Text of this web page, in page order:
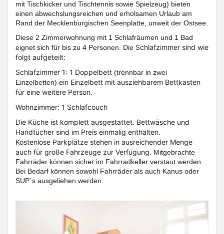
mit Tischkicker und Tischtennis sowie Spielzeug) bieten
einen abwechslungsreichen und erholsamen Urlaub am
Rand der Mecklenburgischen Seenplatte, unweit der Ostsee.
Diese 2 Zimmerwohnung mit 1 Schlafräumen und 1 Bad
eignet sich für bis zu 4 Personen. Die Schlafzimmer sind wie
folgt aufgeteilt:
Schlafzimmer 1: 1 Doppelbett (trennbar in zwei
Einzelbetten) ein Einzelbett mit ausziehbarem Bettkasten
für eine weitere Person.
Wohnzimmer: 1 Schlafcouch
Die Küche ist komplett ausgestattet. Bettwäsche und
Handtücher sind im Preis einmalig enthalten.
Kostenlose Parkplätze stehen in ausreichender Menge
auch für große Fahrzeuge zur Verfügung. Mitgebrachte
Fahrräder können sicher im Fahrradkeller verstaut werden.
Bei Bedarf können sowohl Fahrräder als auch Kanus oder
SUP´s ausgeliehen werden.
Next